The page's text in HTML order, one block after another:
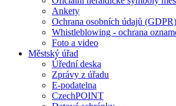
Ankety
Ochrana osobních údajů (GDPR)
Whistleblowing - ochrana
Foto a video
Městský úřad
Úřední deska
Zprávy z úřadu
E-podatelna
CzechPOINT